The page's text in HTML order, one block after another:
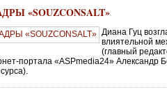
«SOUZCONSALT»
Диана Гуц
влиятельной
(главный
портала «ASPmedia24» Александр